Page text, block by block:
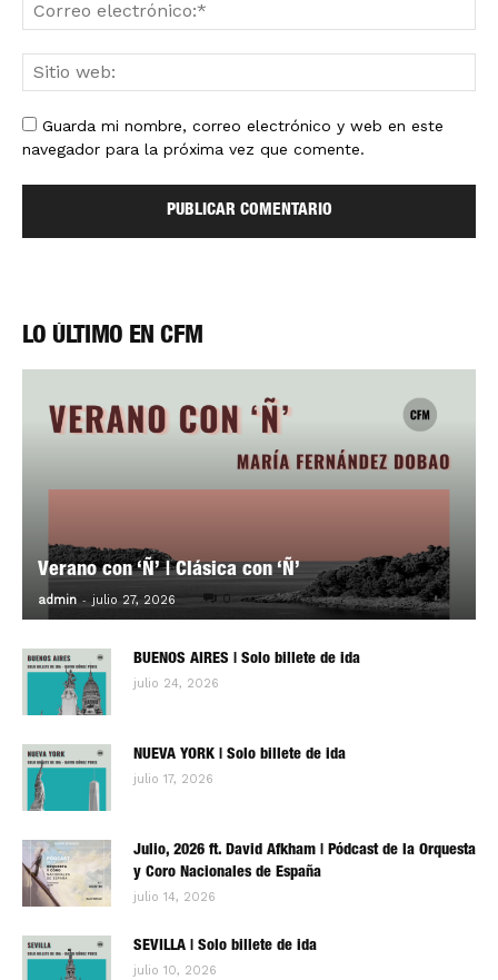
Guarda mi nombre, correo electrónico y web en este
navegador para la próxima vez que comente.
LO ÚLTIMO EN CFM
Verano con ‘Ñ’ | Clásica con ‘Ñ’
admin - julio 27, 2026 0
BUENOS AIRES | Solo billete de ida
julio 24, 2026
NUEVA YORK | Solo billete de ida
julio 17, 2026
Julio, 2026 ft. David Afkham | Pódcast de la Orquesta
y Coro Nacionales de España
julio 14, 2026
SEVILLA | Solo billete de ida
julio 10, 2026